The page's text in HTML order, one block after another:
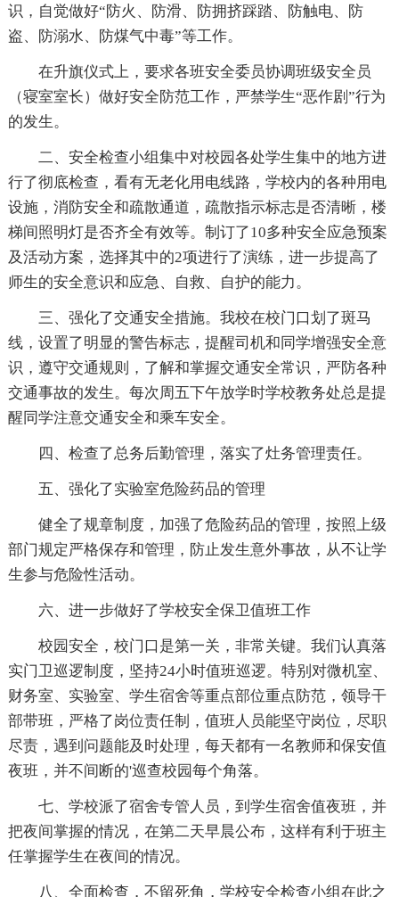
识，自觉做好“防火、防滑、防拥挤踩踏、防触电、防
盗、防溺水、防煤气中毒”等工作。
在升旗仪式上，要求各班安全委员协调班级安全员
（寝室室长）做好安全防范工作，严禁学生“恶作剧”行为
的发生。
二、安全检查小组集中对校园各处学生集中的地方进
行了彻底检查，看有无老化用电线路，学校内的各种用电
设施，消防安全和疏散通道，疏散指示标志是否清晰，楼
梯间照明灯是否齐全有效等。制订了10多种安全应急预案
及活动方案，选择其中的2项进行了演练，进一步提高了
师生的安全意识和应急、自救、自护的能力。
三、强化了交通安全措施。我校在校门口划了斑马
线，设置了明显的警告标志，提醒司机和同学增强安全意
识，遵守交通规则，了解和掌握交通安全常识，严防各种
交通事故的发生。每次周五下午放学时学校教务处总是提
醒同学注意交通安全和乘车安全。
四、检查了总务后勤管理，落实了灶务管理责任。
五、强化了实验室危险药品的管理
健全了规章制度，加强了危险药品的管理，按照上级
部门规定严格保存和管理，防止发生意外事故，从不让学
生参与危险性活动。
六、进一步做好了学校安全保卫值班工作
校园安全，校门口是第一关，非常关键。我们认真落
实门卫巡逻制度，坚持24小时值班巡逻。特别对微机室、
财务室、实验室、学生宿舍等重点部位重点防范，领导干
部带班，严格了岗位责任制，值班人员能坚守岗位，尽职
尽责，遇到问题能及时处理，每天都有一名教师和保安值
夜班，并不间断的'巡查校园每个角落。
七、学校派了宿舍专管人员，到学生宿舍值夜班，并
把夜间掌握的情况，在第二天早晨公布，这样有利于班主
任掌握学生在夜间的情况。
八、全面检查，不留死角，学校安全检查小组在此之